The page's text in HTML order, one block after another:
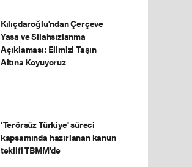
Kılıçdaroğlu'ndan Çerçeve
Yasa ve Silahsızlanma
Açıklaması: Elimizi Taşın
Altına Koyuyoruz
'Terörsüz Türkiye' süreci
kapsamında hazırlanan kanun
teklifi TBMM'de